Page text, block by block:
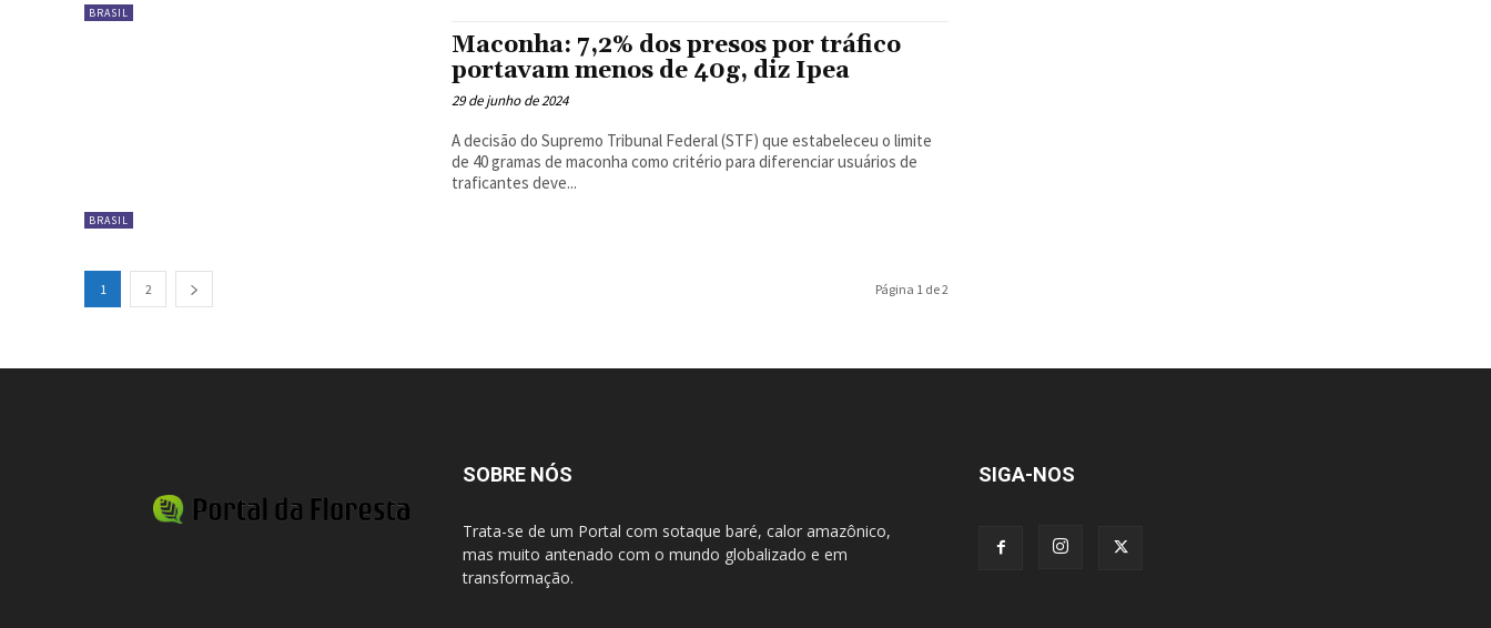
BRASIL
BRASIL
Maconha: 7,2% dos presos por tráfico
portavam menos de 40g, diz Ipea
29 de junho de 2024
A decisão do Supremo Tribunal Federal (STF) que estabeleceu o limite
de 40 gramas de maconha como critério para diferenciar usuários de
traficantes deve...
1 2 Página 1 de 2
SOBRE NÓS
Trata-se de um Portal com sotaque baré, calor amazônico,
mas muito antenado com o mundo globalizado e em
transformação.
SIGA-NOS